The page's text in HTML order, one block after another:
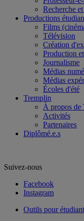
Recherche
Productions
Films
Télévision
Création
Production
Journalisme
Médias
Médias
Écoles d'été
Tremplin
À propos de
Activités
Partenaires
Diplômé.e.s
Suivez-nous
Facebook
Instagram
Outils pour